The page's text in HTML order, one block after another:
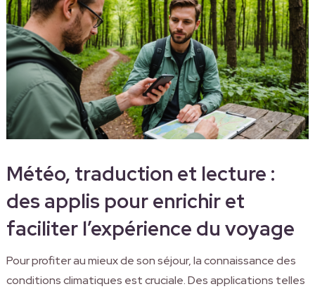
Météo, traduction et lecture :
des applis pour enrichir et
faciliter l’expérience du voyage
Pour profiter au mieux de son séjour, la connaissance des
conditions climatiques est cruciale. Des applications telles